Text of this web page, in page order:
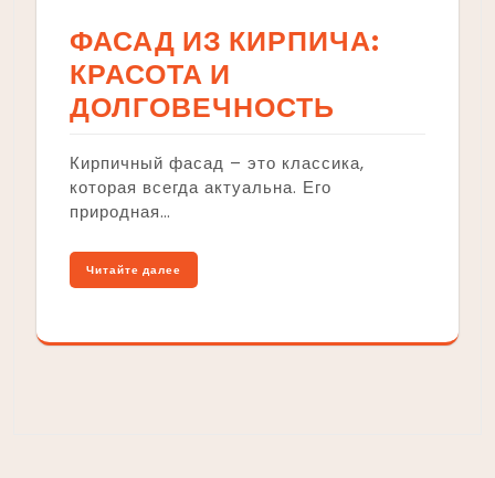
ФАСАД ИЗ КИРПИЧА:
КРАСОТА И
ДОЛГОВЕЧНОСТЬ
Кирпичный фасад – это классика,
которая всегда актуальна. Его
природная…
Читайте далее